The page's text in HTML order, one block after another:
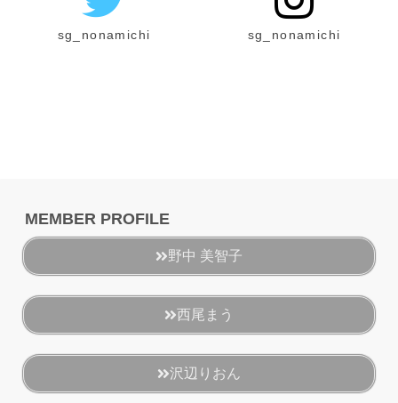
sg_nonamichi sg_nonamichi
MEMBER PROFILE
野中 美智子
西尾まう
沢辺りおん